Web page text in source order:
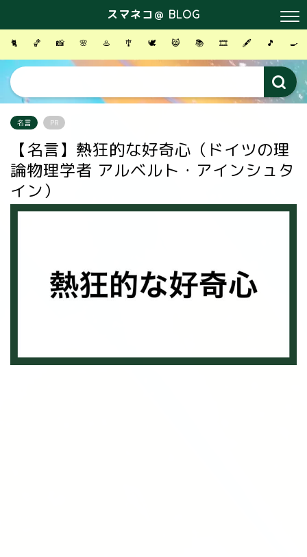
スマネコ＠ BLOG
🐈 🏀 📸 🌸 ♨️ 🎐 🕊 😸 📚 🎞 🖋 🎵 🍳
名言 PR
【名言】熱狂的な好奇心（ドイツの理
論物理学者 アルベルト・アインシュタ
イン）